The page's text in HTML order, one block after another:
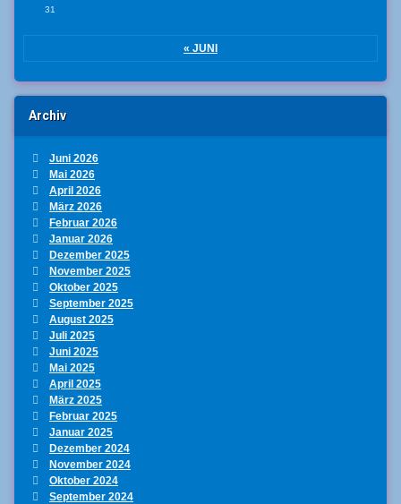
31
« JUNI
Archiv
Juni 2026
Mai 2026
April 2026
März 2026
Februar 2026
Januar 2026
Dezember 2025
November 2025
Oktober 2025
September 2025
August 2025
Juli 2025
Juni 2025
Mai 2025
April 2025
März 2025
Februar 2025
Januar 2025
Dezember 2024
November 2024
Oktober 2024
September 2024